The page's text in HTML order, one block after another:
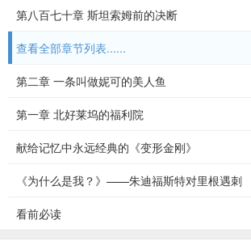
第八百七十章 斯坦索姆前的决断
查看全部章节列表......
第二章 一条叫做妮可的美人鱼
第一章 北好莱坞的福利院
献给记忆中永远经典的《变形金刚》
《为什么是我？》——朱迪福斯特对里根遇刺
看前必读